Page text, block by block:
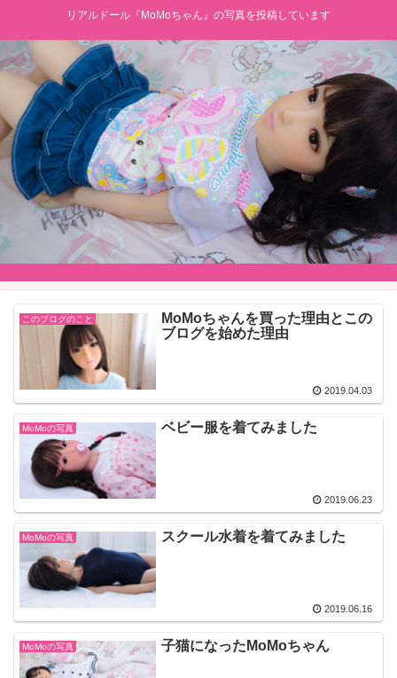
リアルドール『MoMoちゃん』の写真を投稿しています
このブログのこと
MoMoちゃんを買った理由とこの
ブログを始めた理由
2019.04.03
MoMoの写真 ベビー服を着てみました
2019.06.23
MoMoの写真 スクール水着を着てみました
2019.06.16
MoMoの写真 子猫になったMoMoちゃん